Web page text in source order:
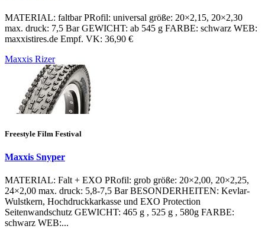
MATERIAL: faltbar PRofil: universal größe: 20×2,15, 20×2,30
max. druck: 7,5 Bar GEWICHT: ab 545 g FARBE: schwarz WEB:
maxxistires.de Empf. VK: 36,90 €
Maxxis Rizer
Freestyle Film Festival
Maxxis Snyper
MATERIAL: Falt + EXO PRofil: grob größe: 20×2,00, 20×2,25,
24×2,00 max. druck: 5,8-7,5 Bar BESONDERHEITEN: Kevlar-
Wulstkern, Hochdruckkarkasse und EXO Protection
Seitenwandschutz GEWICHT: 465 g , 525 g , 580g FARBE:
schwarz WEB:...